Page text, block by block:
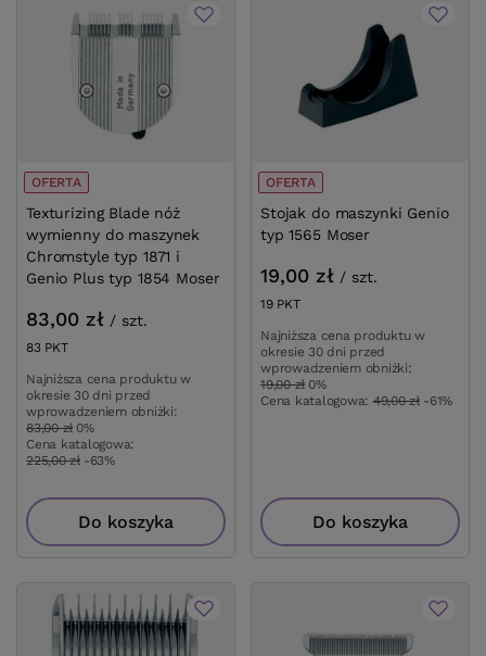
OFERTA
Texturizing Blade nóż
wymienny do maszynek
Chromstyle typ 1871 i
Genio Plus typ 1854 Moser
83,00 zł / szt.
83 PKTpunktów
Najniższa cena produktu w
okresie 30 dni przed
wprowadzeniem obniżki:
83,00 zł 0%
Cena katalogowa:
225,00 zł -63%
Do koszyka
OFERTA
Stojak do maszynki Genio
typ 1565 Moser
19,00 zł / szt.
19PKTpunktów
Najniższa cena produktu w
okresie 30 dni przed
wprowadzeniem obniżki:
19,00 zł 0%
Cena katalogowa: 49,00 zł -61%
Do koszyka